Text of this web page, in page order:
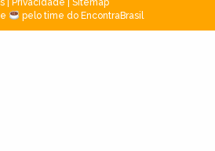
| Privacidade
Sitemap
e pelo time do EncontraBrasil